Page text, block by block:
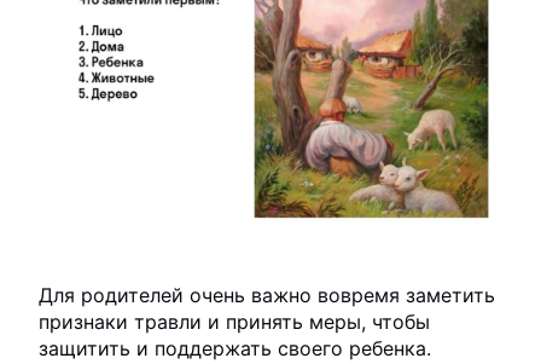
Для родителей очень важно вовремя заметить
признаки травли и принять меры, чтобы
защитить и поддержать своего ребенка.